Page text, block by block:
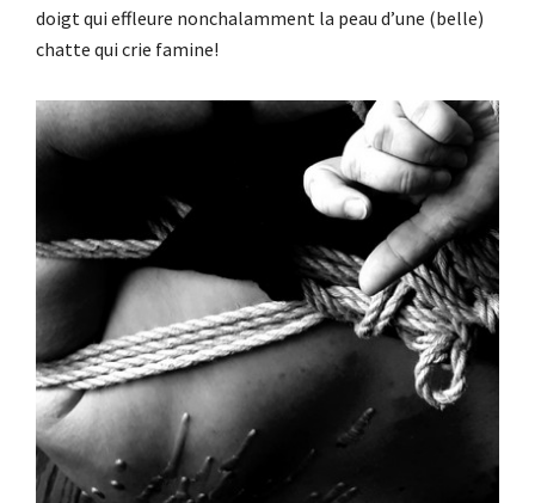
doigt qui effleure nonchalamment la peau d’une (belle)
chatte qui crie famine!